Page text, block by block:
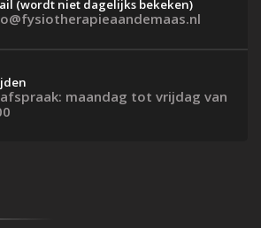
(wordt niet dagelijks bekeken)
maandag tot vrijdag van